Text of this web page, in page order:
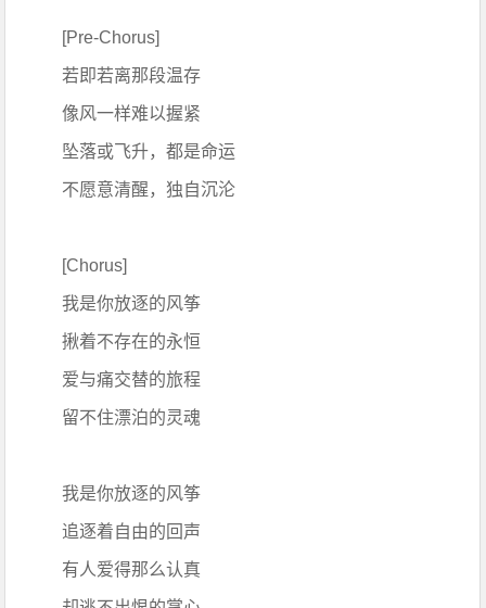
[Pre-Chorus]
若即若离那段温存
像风一样难以握紧
坠落或飞升，都是命运
不愿意清醒，独自沉沦
[Chorus]
我是你放逐的风筝
揪着不存在的永恒
爱与痛交替的旅程
留不住漂泊的灵魂
我是你放逐的风筝
追逐着自由的回声
有人爱得那么认真